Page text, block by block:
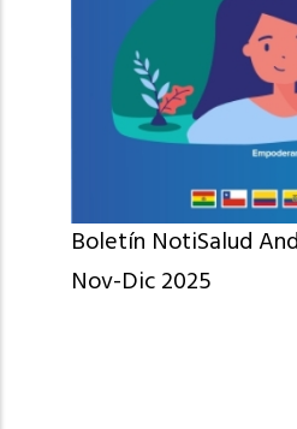
Boletín NotiSalud
Nov-Dic 2025